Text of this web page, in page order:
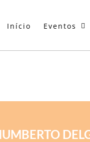
Início Eventos